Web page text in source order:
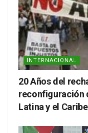
INTERNACIONAL
20 Años del
reconfiguración
Latina y el